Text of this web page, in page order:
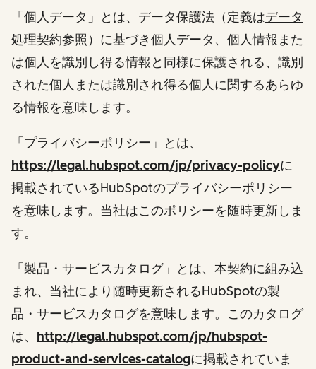
「個人データ」とは、データ保護法（定義はデータ
処理契約参照）に基づき個人データ、個人情報また
は個人を識別し得る情報と同様に保護される、識別
された個人または識別され得る個人に関するあらゆ
る情報を意味します。
「プライバシーポリシー」とは、
https://legal.hubspot.com/jp/privacy-policyに
掲載されているHubSpotのプライバシーポリシー
を意味します。当社はこのポリシーを随時更新しま
す。
「製品・サービスカタログ」とは、本契約に組み込
まれ、当社により随時更新されるHubSpotの製
品・サービスカタログを意味します。このカタログ
は、 http://legal.hubspot.com/jp/hubspot-
product-and-services-catalogに掲載されていま